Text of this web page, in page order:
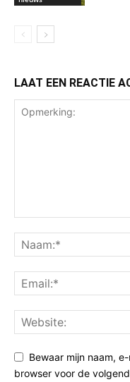
LAAT EEN REACTIE
Bewaar mijn naam,
browser voor de